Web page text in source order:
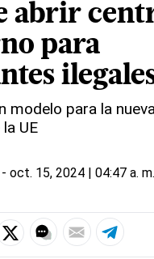
abrir
para
modelo para la
UE
- oct. 15, 2024 | 04:47 a. m.